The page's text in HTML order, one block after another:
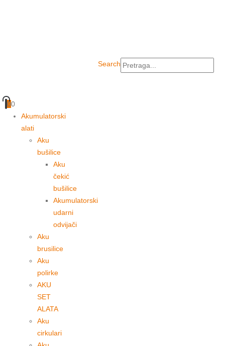
Search
00
Akumulatorski
alati
Aku
bušilice
Aku
čekić
bušilice
Akumulatorski
udarni
odvijači
Aku
brusilice
Aku
polirke
AKU
SET
ALATA
Aku
cirkulari